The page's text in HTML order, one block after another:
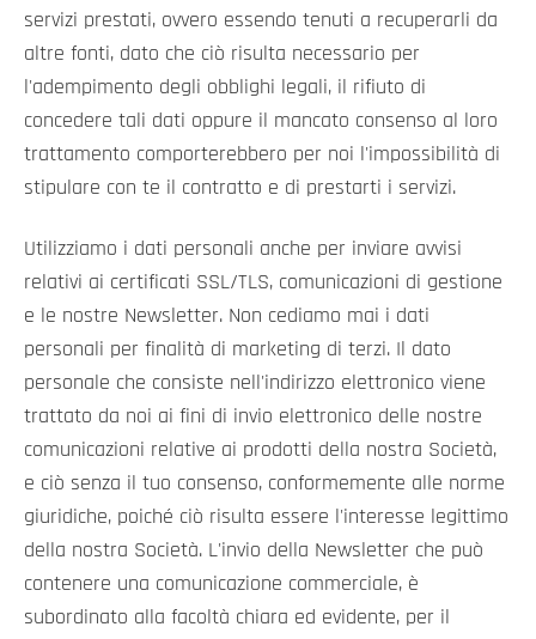
servizi prestati, ovvero essendo tenuti a recuperarli da
altre fonti, dato che ciò risulta necessario per
l'adempimento degli obblighi legali, il rifiuto di
concedere tali dati oppure il mancato consenso al loro
trattamento comporterebbero per noi l'impossibilità di
stipulare con te il contratto e di prestarti i servizi.
Utilizziamo i dati personali anche per inviare avvisi
relativi ai certificati SSL/TLS, comunicazioni di gestione
e le nostre Newsletter. Non cediamo mai i dati
personali per finalità di marketing di terzi. Il dato
personale che consiste nell'indirizzo elettronico viene
trattato da noi ai fini di invio elettronico delle nostre
comunicazioni relative ai prodotti della nostra Società,
e ciò senza il tuo consenso, conformemente alle norme
giuridiche, poiché ciò risulta essere l'interesse legittimo
della nostra Società. L'invio della Newsletter che può
contenere una comunicazione commerciale, è
subordinato alla facoltà chiara ed evidente, per il